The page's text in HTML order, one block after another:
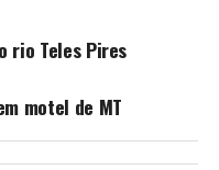
rio Teles Pires
motel de MT